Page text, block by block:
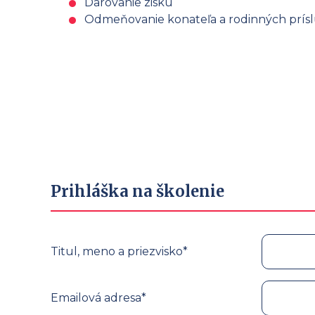
Darovanie zisku
Odmeňovanie konateľa a rodinných
Prihláška na školenie
Titul, meno a priezvisko*
Emailová adresa*